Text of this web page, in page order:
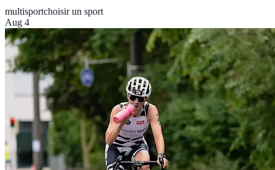
multisportchoisir un sport
Aug 4